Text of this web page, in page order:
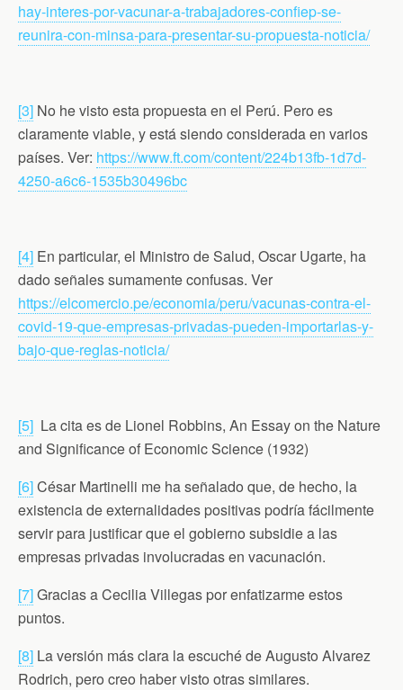
hay-interes-por-vacunar-a-trabajadores-confiep-se-
reunira-con-minsa-para-presentar-su-propuesta-noticia/
[3] No he visto esta propuesta en el Perú. Pero es
claramente viable, y está siendo considerada en varios
países. Ver: https://www.ft.com/content/224b13fb-1d7d-
4250-a6c6-1535b30496bc
[4] En particular, el Ministro de Salud, Oscar Ugarte, ha
dado señales sumamente confusas. Ver
https://elcomercio.pe/economia/peru/vacunas-contra-el-
covid-19-que-empresas-privadas-pueden-importarlas-y-
bajo-que-reglas-noticia/
[5] La cita es de Lionel Robbins, An Essay on the Nature
and Significance of Economic Science (1932)
[6]César Martinelli me ha señalado que, de hecho, la
existencia de externalidades positivas podría fácilmente
servir para justificar que el gobierno subsidie a las
empresas privadas involucradas en vacunación.
[7]Gracias a Cecilia Villegas por enfatizarme estos
puntos.
[8] La versión más clara la escuché de Augusto Alvarez
Rodrich, pero creo haber visto otras similares.